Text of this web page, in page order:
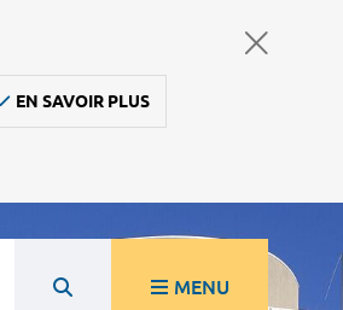
EN SAVOIR PLUS
MENU